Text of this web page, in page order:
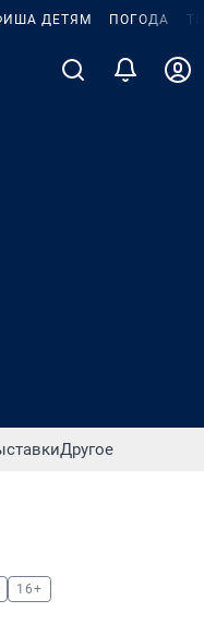
ДЕТЯМ ПОГОДА
Другое
16+